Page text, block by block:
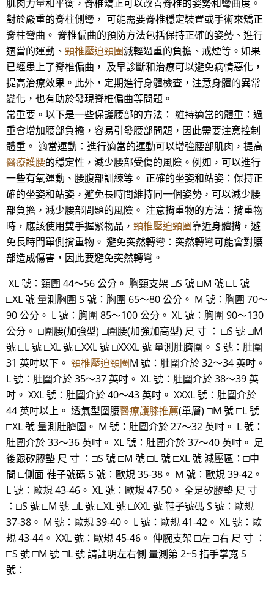
肌肉力量和平衡，脊椎矯正可以改善脊椎的姿勢和彎曲度。
對於嚴重的脊柱側彎， 可能需要脊椎穩定裝置或手術來矯正
脊柱彎曲。 脊椎偏曲的預防方法包括保持正確的姿勢、進行
適當的運動、 頸椎壓迫頸圈減輕過重的負擔、戒煙等。如果
已經患上了脊椎偏曲， 及早診斷和治療可以避免病情惡化，
提高治療效果。此外，定期進行身體檢查，注意身體的異常
變化，也有助於發現脊椎偏曲等問題。
常重要。以下是一些保護腰部的方法： 維持適當的體重：過
重會增加腰部負擔，容易引發腰部問題，因此需要注意控制
體重。 適當運動：進行適當的運動可以增強腰部肌肉，提高
醫療護腰的穩定性，減少腰部受傷的風險。例如，可以進行
一些有氧運動、腰腹部訓練等。 正確的坐姿和站姿：保持正
確的坐姿和站姿，避免長時間維持同一個姿勢，可以減少腰
部負擔，減少腰部問題的風險。 注意揹重物的方法：揹重物
時，應該使用雙手握緊物品， 頸椎壓迫頸圈靠近身體揹，避
免長時間單側揹重物。 避免突然轉彎：突然轉彎可能會對腰
部造成傷害，因此要避免突然轉彎。
XL 號：頸圍 44～56 公分。 胸頸支架 □S 號 □M 號 □L 號
□XL 號 量測胸圍 S 號：胸圍 65～80 公分。 M 號：胸圍 70～
90 公分。 L 號：胸圍 85～100 公分。 XL 號：胸圍 90～130
公分。 □圍腰(加強型) □圍腰(加強加高型) 尺 寸 ： □S 號 □M
號 □L 號 □XL 號 □XXL 號 □XXXL 號 量測肚臍圍。 S 號：肚圍
31 英吋以下。 頸椎壓迫頸圈M 號：肚圍介於 32～34 英吋。
L 號：肚圍介於 35～37 英吋。 XL 號：肚圍介於 38～39 英
吋。 XXL 號：肚圍介於 40～43 英吋。 XXXL 號：肚圍介於
44 英吋以上。 透氣型圍腰醫療護膝推薦(單層) □M 號 □L 號
□XL 號 量測肚臍圍。 M 號：肚圍介於 27～32 英吋。 L 號：
肚圍介於 33～36 英吋。 XL 號：肚圍介於 37～40 英吋。 足
後跟矽膠墊 尺 寸 ：□S 號 □M 號 □L 號 □XL 號 減壓區：□中
間 □側面 鞋子號碼 S 號：歐規 35-38。 M 號：歐規 39-42。
L 號：歐規 43-46。 XL 號：歐規 47-50。 全足矽膠墊 尺 寸
：□S 號 □M 號 □L 號 □XL 號 □XXL 號 鞋子號碼 S 號：歐規
37-38。 M 號：歐規 39-40。 L 號：歐規 41-42。 XL 號：歐
規 43-44。 XXL 號：歐規 45-46。 伸腕支架 □左 □右 尺 寸 ：
□S 號 □M 號 □L 號 請註明左右側 量測第 2~5 指手掌寬 S
號：